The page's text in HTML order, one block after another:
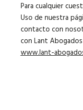
Para cualquier
Uso de nuestra
contacto con
con Lant
www.lant-